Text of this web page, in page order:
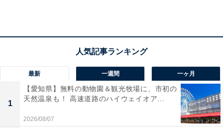
新横浜駅ホームと崎陽軒売店をイメージ
最新 一週間 一ヶ月
1
【愛知県】無料の動物園＆観光牧場に、市初の
天然温泉も！ 高速道路のハイウェイオア...
2026/08/07